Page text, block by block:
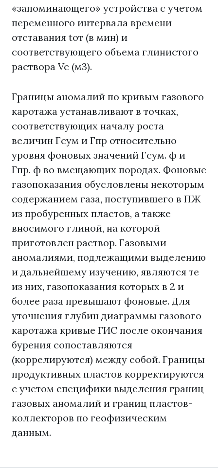
«запоминающего» устройства с учетом
переменного интервала времени
отставания toт (в мин) и
соответствующего объема глинистого
раствора Vc (м3).
Границы аномалий по кривым газового
каротажа устанавливают в точках,
соответствующих началу роста
величин Гсум и Гпр относительно
уровня фоновых значений Гсум. ф и
Гпр. ф во вмещающих породах. Фоновые
газопоказания обусловлены некоторым
содержанием газа, поступившего в ПЖ
из пробуренных пластов, а также
вносимого глиной, на которой
приготовлен раствор. Газовыми
аномалиями, подлежащими выделению
и дальнейшему изучению, являются те
из них, газопоказания которых в 2 и
более раза превышают фоновые. Для
уточнения глубин диаграммы газового
каротажа кривые ГИС после окончания
бурения сопоставляются
(коррелируются) между собой. Границы
продуктивных пластов корректируются
с учетом специфики выделения границ
газовых аномалий и границ пластов-
коллекторов по геофизическим
данным.